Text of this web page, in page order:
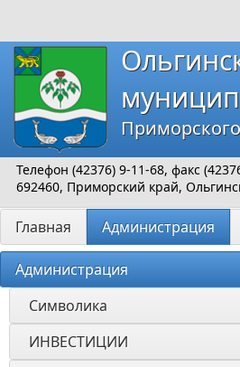
Телефон (42376) 9-11-68, факс
692460, Приморский край,
Главная Администрация
Администрация
Символика
ИНВЕСТИЦИИ